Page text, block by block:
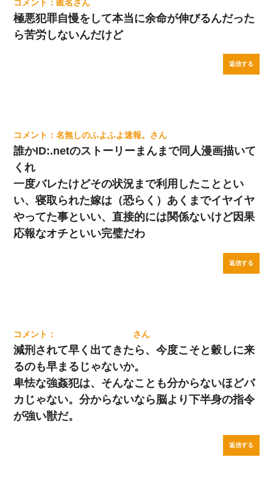
匿名
極悪犯罪自慢をして本当に余命が伸びるんだった
ら苦労しないんだけど
返信する
名無しのふよふよ速報。
誰かID:.netのストーリーまんまで同人漫画描いて
くれ
一度バレたけどその状況まで利用したこととい
い、寝取られた嫁は（恐らく）あくまでイヤイヤ
やってた事といい、直接的には関係ないけど因果
応報なオチといい完璧だわ
返信する
減刑されて早く出てきたら、今度こそと穀しに来
るのも早まるじゃないか。
卑怯な強姦犯は、そんなことも分からないほどバ
カじゃない。分からないなら脳より下半身の指令
が強い獣だ。
返信する